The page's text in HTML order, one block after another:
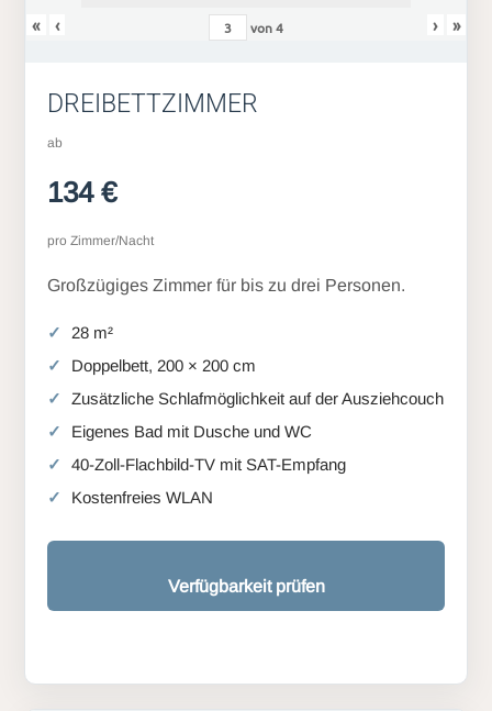
« ‹ von4 › »
DREIBETTZIMMER
ab
134 €
pro Zimmer/Nacht
Großzügiges Zimmer für bis zu drei Personen.
28 m²
Doppelbett, 200 × 200 cm
Zusätzliche Schlafmöglichkeit auf der Ausziehcouch
Eigenes Bad mit Dusche und WC
40-Zoll-Flachbild-TV mit SAT-Empfang
Kostenfreies WLAN
Verfügbarkeit prüfen